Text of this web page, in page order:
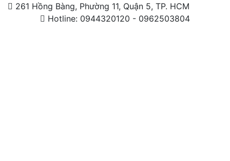
261 Hồng Bàng, Phường 11, Quận 5, TP. HCM
Hotline: 0944320120 - 0962503804